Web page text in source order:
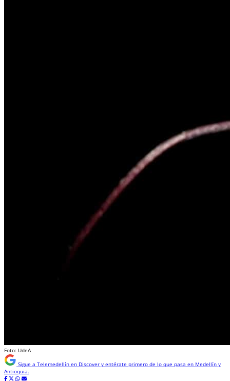
Foto: UdeA
Sigue a Telemedellín en Discover y entérate primero de lo que pasa en Medellín y
Antioquia.